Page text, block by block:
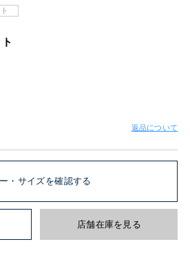
返品について
・サイズを確認する
店舗在庫を見る